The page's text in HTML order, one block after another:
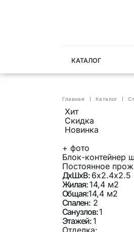
КАТАЛОГ
Главная Каталог
Хит
Скидка
Новинка
+ фото
Блок-контейнер
Постоянное
ДхШхВ: 6х2.4х2.5
Жилая:14,4 м2
Общая:14,4 м2
Спален:2
Санузлов:1
Этажей:1